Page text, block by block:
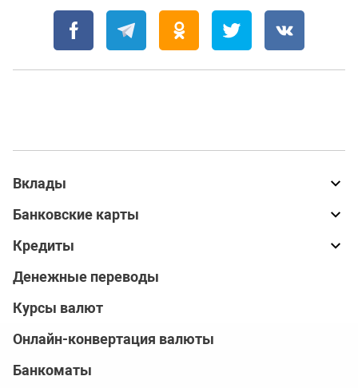
Вклады
Банковские карты
Кредиты
Денежные переводы
Курсы валют
Онлайн-конвертация валюты
Банкоматы